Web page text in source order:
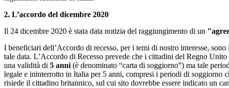
2. L’accordo del dicembre 2020
Il 24 dicembre 2020 è stata data notizia del raggiungimento di un
I beneficiari dell’Accordo di recesso, per i temi di nostro interesse,
tale data. L’Accordo di Recesso prevede che i cittadini del Regno
una validità di 5 anni (è denominato “carta di soggiorno”) ma tale
legale e ininterrotto in Italia per 5 anni, compresi i periodi di soggiorno
risiede il cittadino britannico, sul cui sito dovrebbe essere indicato un